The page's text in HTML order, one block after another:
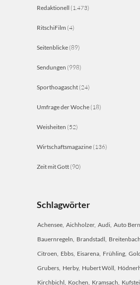
Redaktionell (1.473)
RitschiFilm (4)
Seitenblicke (89)
Sendungen (998)
Sporthoagascht (24)
Umfrage der Woche (18)
Weisheiten (52)
Wirtschaftsmagazine (136)
Zeit mit Gott (90)
Schlagwörter
Achensee Aichholzer Audi Auto
Bauernregeln Brandstadl Breitenbach
Citroen Ebbs Eisarena Frühling
Grubers Herby Hubert Wöll
Kirchbichl Kochen Kramsach